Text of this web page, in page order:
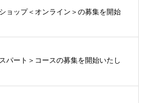
ョップ＜オンライン＞の募集を開始
パート＞コースの募集を開始いたし